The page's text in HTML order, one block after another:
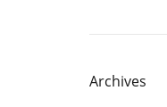
Archives